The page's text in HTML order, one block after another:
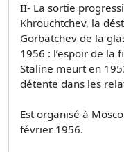
II- La sortie
Khrouchtchev, la
Gorbatchev de la
1956 : l’espoir de
Staline meurt en
détente dans les
Est organisé à
février 1956.